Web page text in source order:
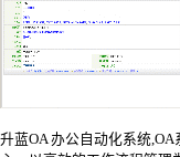
升蓝OA 办公自动化系统